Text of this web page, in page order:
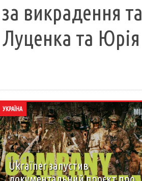
викрадення та
Луценка та Юрія
УКРАЇНА
Ukraїner запустив